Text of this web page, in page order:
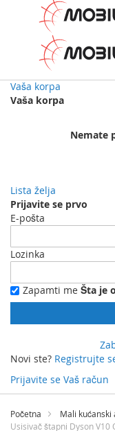
Vaša korpa
Vaša korpa
Nemate
Lista želja
Prijavite se prvo
E-pošta
Lozinka
Zapamti me Šta je
Novi ste? Registrujte
Prijavite se Vaš račun
Preskočite
sadržaj
Početna Mali kućanski
Usisivač štapni Dyson V10